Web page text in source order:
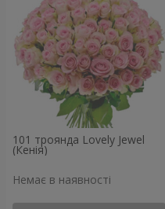
101 троянда Lovely Jewel
(Кенія)
Немає в наявності